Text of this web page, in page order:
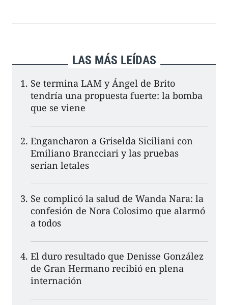
LAS MÁS LEÍDAS
Se termina LAM y Ángel de Brito
tendría una propuesta fuerte: la bomba
que se viene
Engancharon a Griselda Siciliani con
Emiliano Brancciari y las pruebas
serían letales
Se complicó la salud de Wanda Nara: la
confesión de Nora Colosimo que alarmó
a todos
El duro resultado que Denisse González
de Gran Hermano recibió en plena
internación